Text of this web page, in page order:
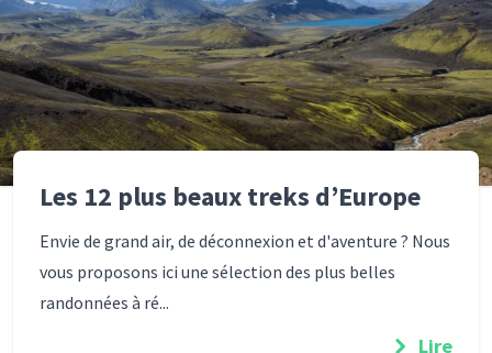
Les 12 plus beaux treks d’Europe
Envie de grand air, de déconnexion et d'aventure ? Nous
vous proposons ici une sélection des plus belles
randonnées à ré...
Lire